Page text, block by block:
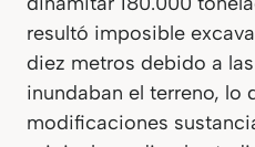
resultó imposible
diez metros debido a
inundaban el terreno, lo
modificaciones